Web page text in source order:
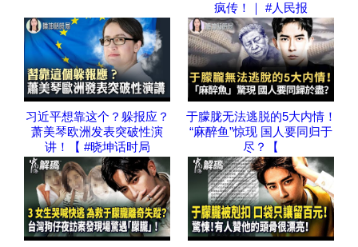
疯传！｜ #人民报
习近平想靠这个？躲报应？
萧美琴欧洲发表突破性演
讲！【 #晓坤话时局
于朦胧无法逃脱的5大内情！
“麻醉鱼”惊现 国人要同归于
尽？【